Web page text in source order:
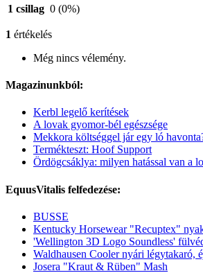
1 csillag 0 (0%)
1 értékelés
Még nincs vélemény.
Magazinunkból:
Kerbl legelő kerítések
A lovak gyomor-bél egészsége
Mekkora költséggel jár egy ló
Termékteszt: Hoof Support
Ördögcsáklya: milyen hatással van a
EquusVitalis felfedezése:
BUSSE
Kentucky Horsewear "Recuptex"
'Wellington 3D Logo Soundless'
Waldhausen Cooler nyári légytakaró,
Josera "Kraut & Rüben" Mash